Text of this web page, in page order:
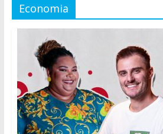
Economia